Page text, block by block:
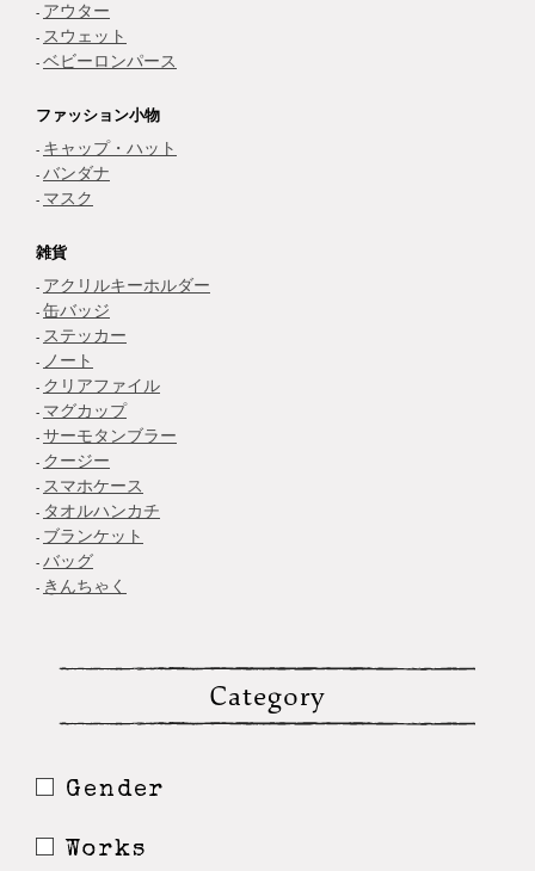
アウター
スウェット
ベビーロンパース
ファッション小物
キャップ・ハット
バンダナ
マスク
雑貨
アクリルキーホルダー
缶バッジ
ステッカー
ノート
クリアファイル
マグカップ
サーモタンブラー
クージー
スマホケース
タオルハンカチ
ブランケット
バッグ
きんちゃく
Category
Gender
Works